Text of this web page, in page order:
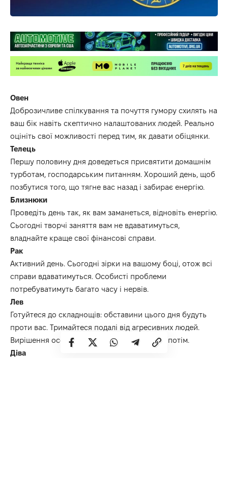
Овен
Доброзичливе спілкування та почуття гумору схилять на
ваш бік навіть скептично налаштованих людей. Реально
оцініть свої можливості перед тим, як давати обіцянки.
Телець
Першу половину дня доведеться присвятити домашнім
турботам, господарським питанням. Хороший день, щоб
позбутися того, що тягне вас назад і забирає енергію.
Близнюки
Проведіть день так, як вам заманеться, відновіть енергію.
Сьогодні творчі заняття вам не вдаватимуться,
владнайте краще свої фінансові справи.
Рак
Активний день. Сьогодні зірки на вашому боці, отож всі
справи вдаватимуться. Особисті проблеми
потребуватимуть багато часу і нервів.
Лев
Готуйтеся до складнощів: обставини цього дня будуть
проти вас. Тримайтеся подалі від агресивних людей.
Вирішення особистих питань відкладіть на потім.
Діва